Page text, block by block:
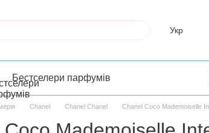
Укр
Бестселери парфумів
Chanel Chanel Chanel Chanel Coco Mademoiselle